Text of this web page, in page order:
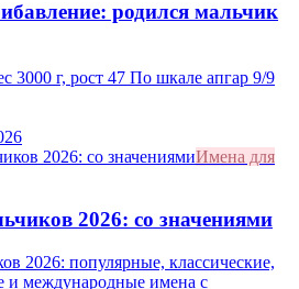
родился мальчик
3000 г, рост 47 По шкале апгар 9/9
Имена для
2026: со значениями
2026: популярные, классические,
и международные имена с